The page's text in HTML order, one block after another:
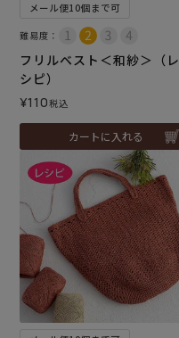
メール便10個まで可
難易度：
フリルベスト＜和紗＞（レ
シピ）
¥110税込
カートに入れる